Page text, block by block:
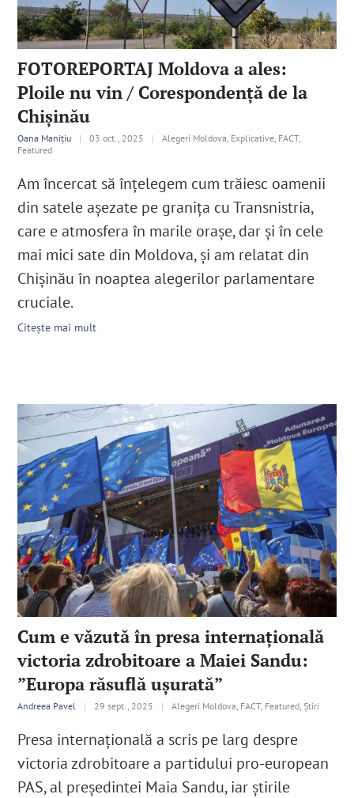
English
SUSȚINE
Cautare...
FOTOREPORTAJ Moldova a ales:
Ploile nu vin / Corespondență de la
Chișinău
Oana Manițiu | 03 oct., 2025 |
Alegeri Moldova, Explicative, FACT,
Featured
Am încercat să înțelegem cum trăiesc oamenii
din satele așezate pe granița cu Transnistria,
care e atmosfera în marile orașe, dar și în cele
mai mici sate din Moldova, și am relatat din
Chișinău în noaptea alegerilor parlamentare
cruciale.
Citește mai mult
Cum e văzută în presa internațională
victoria zdrobitoare a Maiei Sandu:
”Europa răsuflă ușurată”
Andreea Pavel | 29 sept., 2025 | Alegeri Moldova, FACT, Featured, Știri
Presa internațională a scris pe larg despre
victoria zdrobitoare a partidului pro-european
PAS, al președintei Maia Sandu, iar știrile